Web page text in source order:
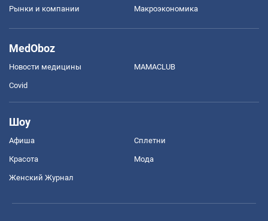
Рынки и компании Mакроэкономика
MedOboz
Новости медицины MAMACLUB
Covid
Шоу
Афиша Сплетни
Красота Мода
Женский Журнал